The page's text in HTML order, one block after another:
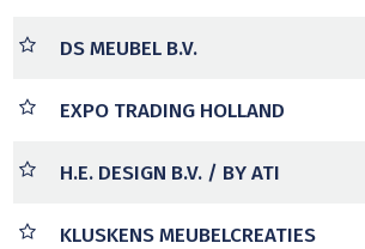
DS MEUBEL B.V.
EXPO TRADING HOLLAND
H.E. DESIGN B.V. / BY ATI
KLUSKENS MEUBELCREATIES